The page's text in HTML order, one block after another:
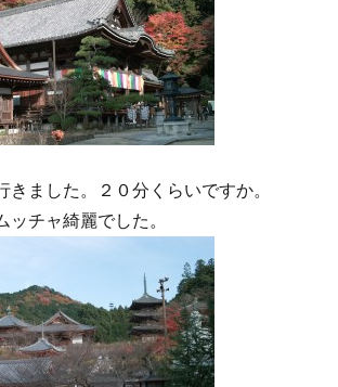
きました。２０分くらいですか。
ッチャ綺麗でした。